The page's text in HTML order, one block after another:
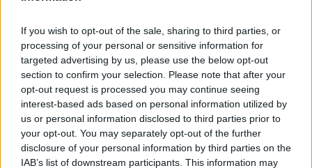
If you wish to opt-out of the sale, sharing to third parties, or
processing of your personal or sensitive information for
targeted advertising by us, please use the below opt-out
section to confirm your selection. Please note that after your
opt-out request is processed you may continue seeing
interest-based ads based on personal information utilized by
us or personal information disclosed to third parties prior to
your opt-out. You may separately opt-out of the further
disclosure of your personal information by third parties on the
IAB’s list of downstream participants. This information may
ATTUALITÀ
11 frasi di Papa Leone XIV,
pronunciate quando era Robert